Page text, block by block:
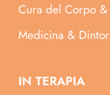
Cura del Corpo &
Medicina &
IN TERAPIA